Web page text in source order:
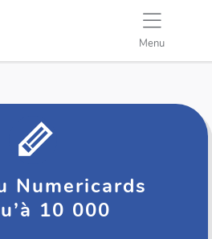
Menu
Numericards
10 000